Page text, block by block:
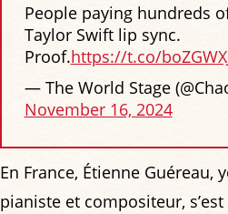
People paying hundreds
Taylor Swift lip sync.
Proof.https://t.co/
— The World Stage
November 16, 2024
En France, Étienne
pianiste et compositeur,